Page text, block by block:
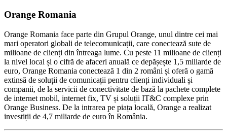
Orange Romania
Orange Romania face parte din Grupul Orange, unul dintre cei mai
mari operatori globali de telecomunicații, care conectează sute de
milioane de clienți din întreaga lume. Cu peste 11 milioane de clienți
la nivel local și o cifră de afaceri anuală ce depășește 1,5 miliarde de
euro, Orange Romania conectează 1 din 2 români și oferă o gamă
extinsă de soluții de comunicații pentru clienți individuali și
companii, de la servicii de conectivitate de bază la pachete complete
de internet mobil, internet fix, TV și soluții IT&C complexe prin
Orange Business. De la intrarea pe piața locală, Orange a realizat
investiții de 4,7 miliarde de euro în România.